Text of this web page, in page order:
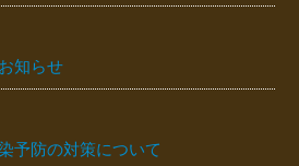
知らせ
予防の対策について